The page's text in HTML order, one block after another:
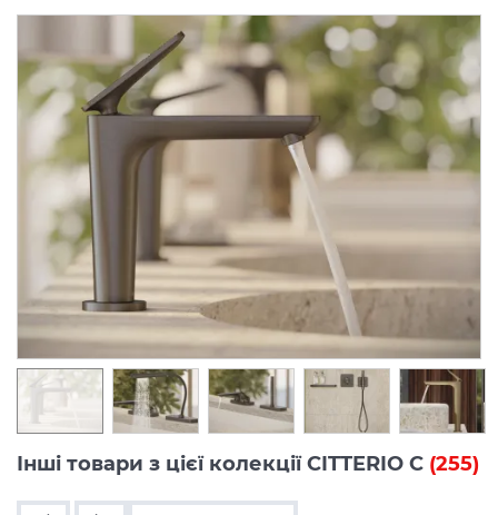
Інші товари з цієї колекції CITTERIO C (255)